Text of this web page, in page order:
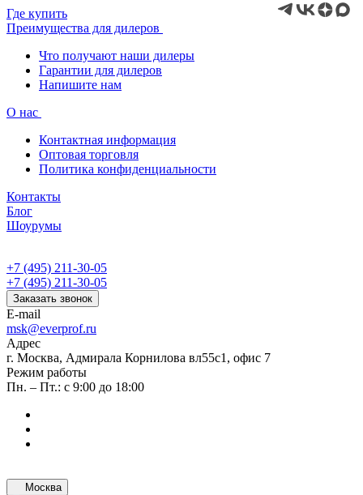
Где купить
Преимущества для дилеров
Что получают наши дилеры
Гарантии для дилеров
Напишите нам
О нас
Контактная информация
Оптовая торговля
Политика конфиденциальности
Контакты
Блог
Шоурумы
+7 (495) 211-30-05
+7 (495) 211-30-05
Заказать звонок
E-mail
msk@everprof.ru
Адрес
г. Москва, Адмирала Корнилова вл55с1, офис 7
Режим работы
Пн. – Пт.: с 9:00 до 18:00
Москва